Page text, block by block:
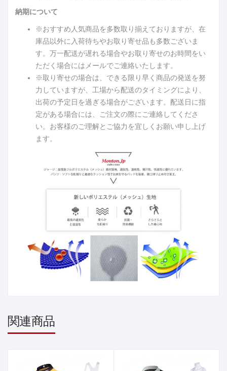
納期について
※おすすめ人気商品を多数取り揃えておりますが、在
庫品以外に入荷待ちやお取り寄せ品も多数ございま
す。万一配送が遅れる場合やお取り寄せのお時間をい
ただく場合にはメールでご連絡いたします。
※取り寄せの場合は、できる限り早く商品の発送を努
力していますが、工場から配送のタイミングにより、
出荷の予定日を過ぎる場合がございます。配送日に指
定がある場合には、ご注文の際にご連絡してくださ
い。お客様のご理解とご協力を宜しくお願い申し上げ
ます。
関連商品